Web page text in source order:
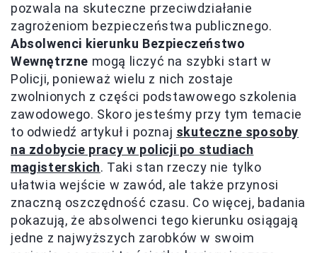
pozwala na skuteczne przeciwdziałanie
zagrożeniom bezpieczeństwa publicznego.
Absolwenci kierunku Bezpieczeństwo
Wewnętrzne mogą liczyć na szybki start w
Policji, ponieważ wielu z nich zostaje
zwolnionych z części podstawowego szkolenia
zawodowego. Skoro jesteśmy przy tym temacie
to odwiedź artykuł i poznaj skuteczne sposoby
na zdobycie pracy w policji po studiach
magisterskich. Taki stan rzeczy nie tylko
ułatwia wejście w zawód, ale także przynosi
znaczną oszczędność czasu. Co więcej, badania
pokazują, że absolwenci tego kierunku osiągają
jedne z najwyższych zarobków w swoim